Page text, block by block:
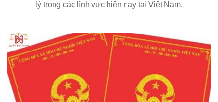
lý trong các lĩnh vực hiện nay tại Việt Nam.